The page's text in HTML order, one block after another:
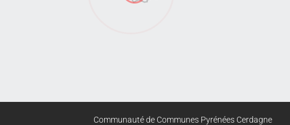
Communauté de Communes Pyrénées Cerdagne